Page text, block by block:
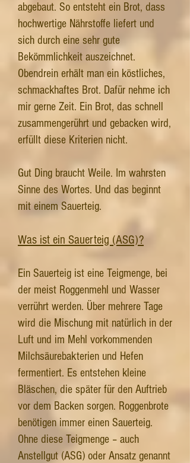
abgebaut. So entsteht ein Brot, dass
hochwertige Nährstoffe liefert und
sich durch eine sehr gute
Bekömmlichkeit auszeichnet.
Obendrein erhält man ein köstliches,
schmackhaftes Brot. Dafür nehme ich
mir gerne Zeit. Ein Brot, das schnell
zusammengerührt und gebacken wird,
erfüllt diese Kriterien nicht.
Gut Ding braucht Weile. Im wahrsten
Sinne des Wortes. Und das beginnt
mit einem Sauerteig.
Was ist ein Sauerteig (ASG)?
Ein Sauerteig ist eine Teigmenge, bei
der meist Roggenmehl und Wasser
verrührt werden. Über mehrere Tage
wird die Mischung mit natürlich in der
Luft und im Mehl vorkommenden
Milchsäurebakterien und Hefen
fermentiert. Es entstehen kleine
Bläschen, die später für den Auftrieb
vor dem Backen sorgen. Roggenbrote
benötigen immer einen Sauerteig.
Ohne diese Teigmenge – auch
Anstellgut (ASG) oder Ansatz genannt